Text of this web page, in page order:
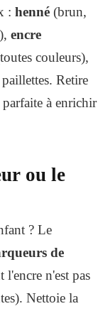
: henné (brun,
encre
couleurs),
Retire
parfaite à enrichir
ou le
? Le
de
l'encre n'est pas
Nettoie la